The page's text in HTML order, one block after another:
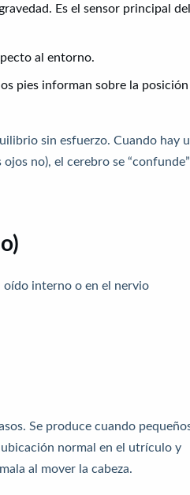
Es el sensor principal del
al entorno.
pies informan sobre la
sin esfuerzo. Cuando hay
no), el cerebro se
oído interno o en el nervio
Se produce cuando
normal en el utrículo y
al mover la cabeza.